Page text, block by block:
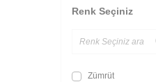
Renk Seçiniz
Zümrüt